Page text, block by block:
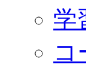
学
コ